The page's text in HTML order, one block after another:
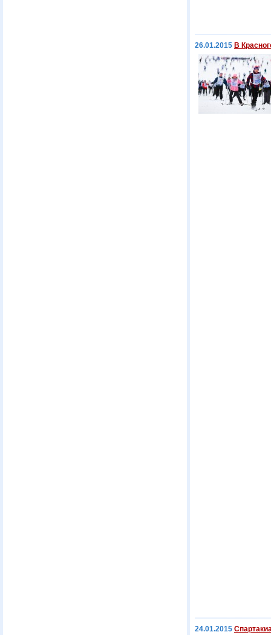
26.01.2015 В
24.01.2015